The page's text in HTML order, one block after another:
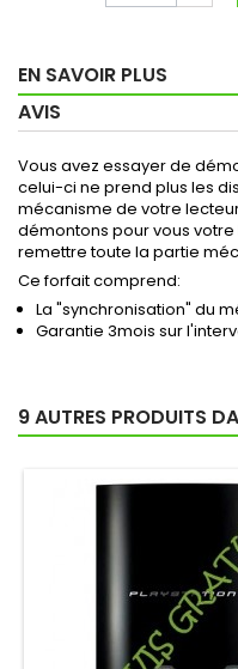
EN SAVOIR PLUS
AVIS
Vous avez essayer de
celui-ci ne prend plus les
mécanisme de votre
démontons pour vous
remettre toute la partie
Ce forfait comprend:
La "synchronisation" du
Garantie 3mois sur
9 AUTRES PRODUITS